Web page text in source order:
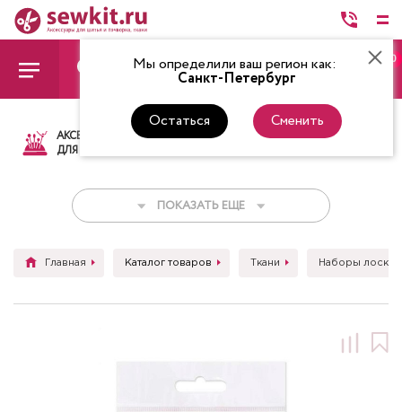
Мы определили ваш регион как:
Санкт-Петербург
Остаться Сменить
0
АКСЕССУАРЫ
ДЛЯ ШИТЬЯ
ТКАНИ НИТКИ
ПОКАЗАТЬ ЕЩЕ
Главная Каталог товаров Ткани Наборы